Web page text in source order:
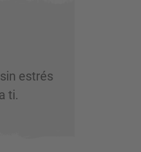
estrés
ti.